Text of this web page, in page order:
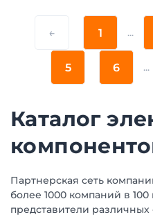
← 1 ...
5 6 ...
Каталог
Партнерская сеть
более 1000 компаний в
представители